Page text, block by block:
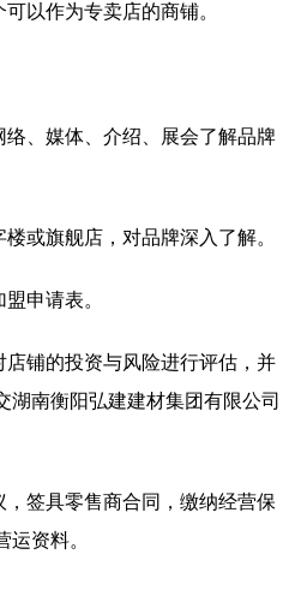
以作为专卖店的商铺。
络、媒体、介绍、展会了解品牌
或旗舰店，对品牌深入了解。
申请表。
店铺的投资与风险进行评估，并
湖南衡阳弘建建材集团有限公司
，签具零售商合同，缴纳经营保
资料。